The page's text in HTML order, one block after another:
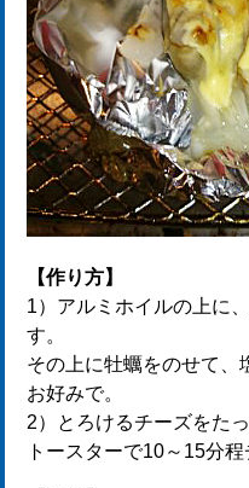
【作り方】
1）アルミホイルの上に
す。
その上に牡蠣をのせて、
お好みで。
2）とろけるチーズをた
トースターで10～15分